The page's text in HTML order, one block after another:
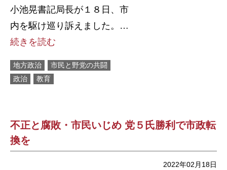
小池晃書記局長が１８日、市
内を駆け巡り訴えました。…
続きを読む
地方政治
市民と野党の共闘
政治
教育
不正と腐敗・市民いじめ 党５氏勝利で市政転
換を
2022年02月18日